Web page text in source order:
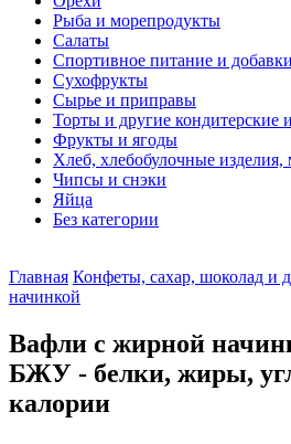
Рыба и морепродукты
Салаты
Спортивное питание и добавки
Сухофрукты
Сырье и приправы
Торты и другие кондитерские
Фрукты и ягоды
Хлеб, хлебобулочные изделия,
Чипсы и снэки
Яйца
Без категории
Главная Конфеты, сахар, шоколад и
начинкой
Вафли с жирной
БЖУ - белки, жиры,
калории